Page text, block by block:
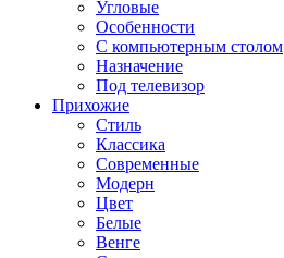
Угловые
Особенности
С компьютерным столом
Назначение
Под телевизор
Прихожие
Стиль
Классика
Современные
Модерн
Цвет
Белые
Венге